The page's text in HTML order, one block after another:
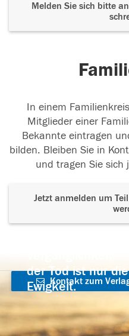
Melden Sie sich bitte
In einem
Mitglieder einer
Bekannte eintragen
bilden. Bleiben Sie in
und tragen Sie sich
Jetzt anmelden um
der Tod ist nur
Ewigkeit.
Kontakt zum
aufnehmen